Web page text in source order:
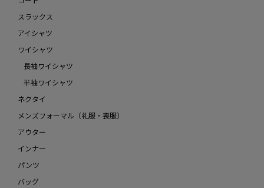
スラックス
アイシャツ
ワイシャツ
長袖ワイシャツ
半袖ワイシャツ
ネクタイ
メンズフォーマル（礼服・喪服）
アウター
インナー
パンツ
バッグ